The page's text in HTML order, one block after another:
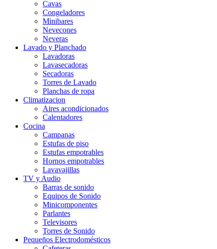
Cavas
Congeladores
Minibares
Nevecones
Neveras
Lavado y Planchado
Lavadoras
Lavasecadoras
Secadoras
Torres de Lavado
Planchas de ropa
Climatizacion
Aires acondicionados
Calentadores
Cocina
Campanas
Estufas de piso
Estufas empotrables
Hornos empotrables
Lavavajillas
TV y Audio
Barras de sonido
Equipos de Sonido
Minicomponentes
Parlantes
Televisores
Torres de Sonido
Pequeños Electrodomésticos